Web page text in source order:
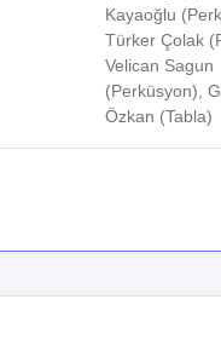
Kayaoğlu
Türker Çolak
Velican Sagun
(Perküsyon),
Özkan (Tabla)